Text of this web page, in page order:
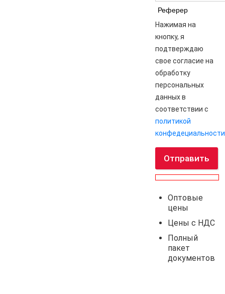
Реферер
Нажимая на
кнопку, я
подтверждаю
свое согласие на
обработку
персональных
данных в
соответствии с
политикой
конфедециальности
Отправить
Оптовые
цены
Цены с НДС
Полный
пакет
документов